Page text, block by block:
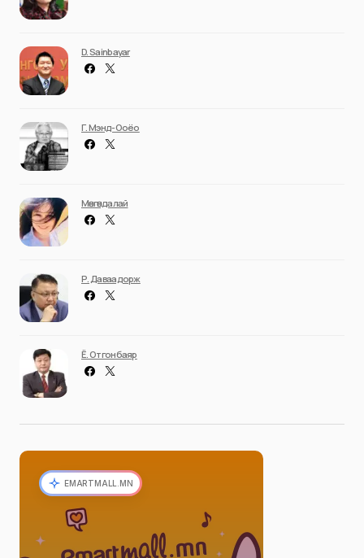
D. Sainbayar
Г. Мэнд-Ооёо
Мөнгөндалай
Р. Даваадорж
Ё. Отгонбаяр
EMARTMALL.MN